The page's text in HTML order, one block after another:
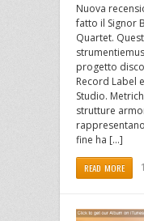
Nuova
fatto il Signor
Quartet.
progetto
Record Label
Studio.
strutture
fine ha […]
READ MORE